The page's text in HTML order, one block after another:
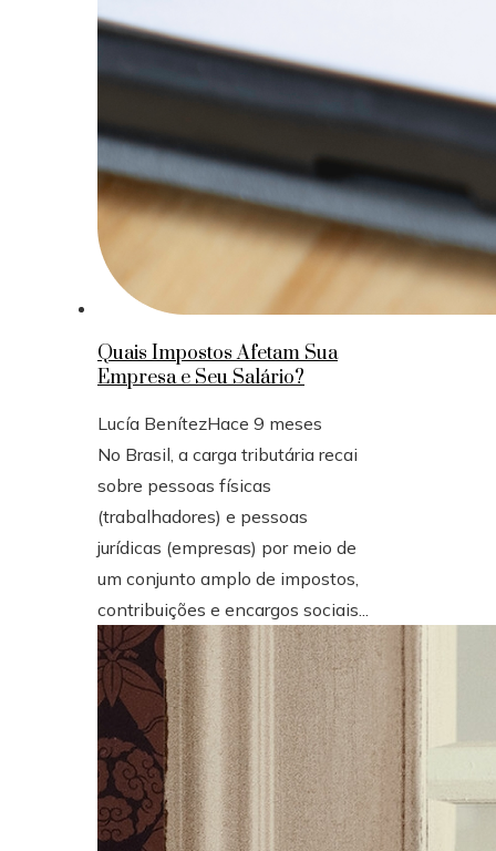
Quais Impostos Afetam Sua
Empresa e Seu Salário?
Lucía BenítezHace 9 meses
No Brasil, a carga tributária recai
sobre pessoas físicas
(trabalhadores) e pessoas
jurídicas (empresas) por meio de
um conjunto amplo de impostos,
contribuições e encargos sociais...